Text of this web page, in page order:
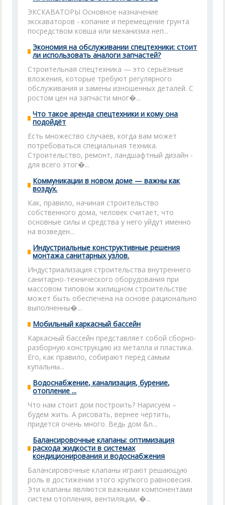
ЭКСКАВАТОРЫ Основное назначение
экскаваторов - копание и перемещение грунта
посредством ковша или механизма неп...
Экономия на обслуживании спецтехники: стоит
ли использовать аналоги запчастей?
Строительная спецтехника — это серьёзные
вложения, которые требуют регулярного
обслуживания и замены изношенных деталей. С
ростом цен на запчасти мног�...
Что такое аренда спецтехники и кому она
подойдёт
Есть множество случаев, когда вам может
потребоваться специальная техника.
Строительство, ремонт, ландшафтный дизайн -
для всего этог�...
Коммуникации в новом доме — важны как
воздух.
Как, правило, начиная строительство
собственного дома, человек считает, что
основные силы и средства у него уйдут именно
на возведен...
Индустриальные конструктивные решения
монтажа санитарных узлов.
Индустриализация строительства внутреннего
санитарно-технического оборудования при
массовом типовом жилищном строительстве
может быть обеспечена на основе рационально
выполненны�...
Мобильный каркасный бассейн
Каркасный бассейн представляет собой сборно-
разборную конструкцию из металла и пластика.
Его, как правило, собирают перед самым
купальны...
Водоснабжение, канализация, бурение,
отопление ...
Что нам стоит дом построить? Нарисуем –
будем жить. А рисовать, вернее чертить,
придется очень много. Ведь дом &n...
Балансировочные клапаны: оптимизация
расхода жидкости в системах
кондиционирования и водоснабжения
Балансировочные клапаны играют решающую
роль в достижении этого хрупкого равновесия.
Эти клапаны являются важными компонентами
систем отопления, вентиляции, �...